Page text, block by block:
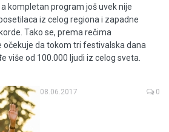
kompletan program još uvek nije
iz celog regiona i zapadne
Tako se, prema rečima
očekuje da tokom tri festivalska dana
više od 100.000 ljudi iz celog sveta.
08.06.2017 0